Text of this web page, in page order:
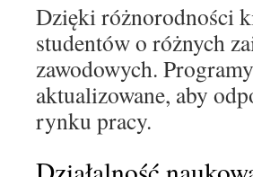
Dzięki różnorodności
studentów o różnych
zawodowych.
aktualizowane, aby
rynku pracy.